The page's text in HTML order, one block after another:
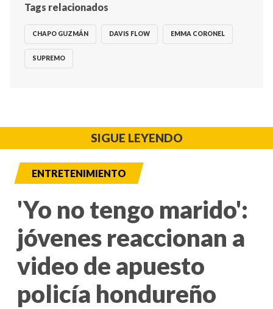
Tags relacionados
CHAPO GUZMÁN DAVIS FLOW EMMA CORONEL
SUPREMO
SIGUE LEYENDO
ENTRETENIMIENTO
'Yo no tengo marido':
jóvenes reaccionan a
video de apuesto
policía hondureño